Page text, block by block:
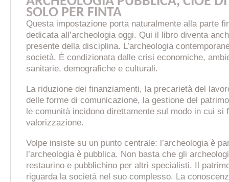
SOLO PER FINTA
Questa impostazione porta naturalmente alla parte
dedicata all’archeologia oggi. Qui il libro diventa
presente della disciplina. L’archeologia
società. È condizionata dalle crisi economiche,
sanitarie, demografiche e culturali.
La riduzione dei finanziamenti, la precarietà del
delle forme di comunicazione, la gestione del
le comunità incidono direttamente sul modo in cui si
valorizzazione.
Volpe insiste su un punto centrale: l’archeologia è
l’archeologia è pubblica. Non basta che gli
restaurino e pubblichino per altri specialisti. Il
riguarda la società nel suo complesso. La